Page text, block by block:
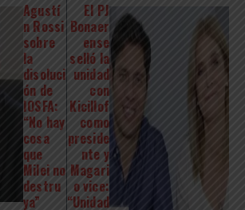
Agustí
n Rossi
sobre
la
disoluci
ón de
IOSFA:
“No hay
cosa
que
Milei no
destru
ya”
El PJ
Bonaer
ense
selló la
unidad
con
Kicillof
como
preside
nte y
Magari
o vice:
“Unidad